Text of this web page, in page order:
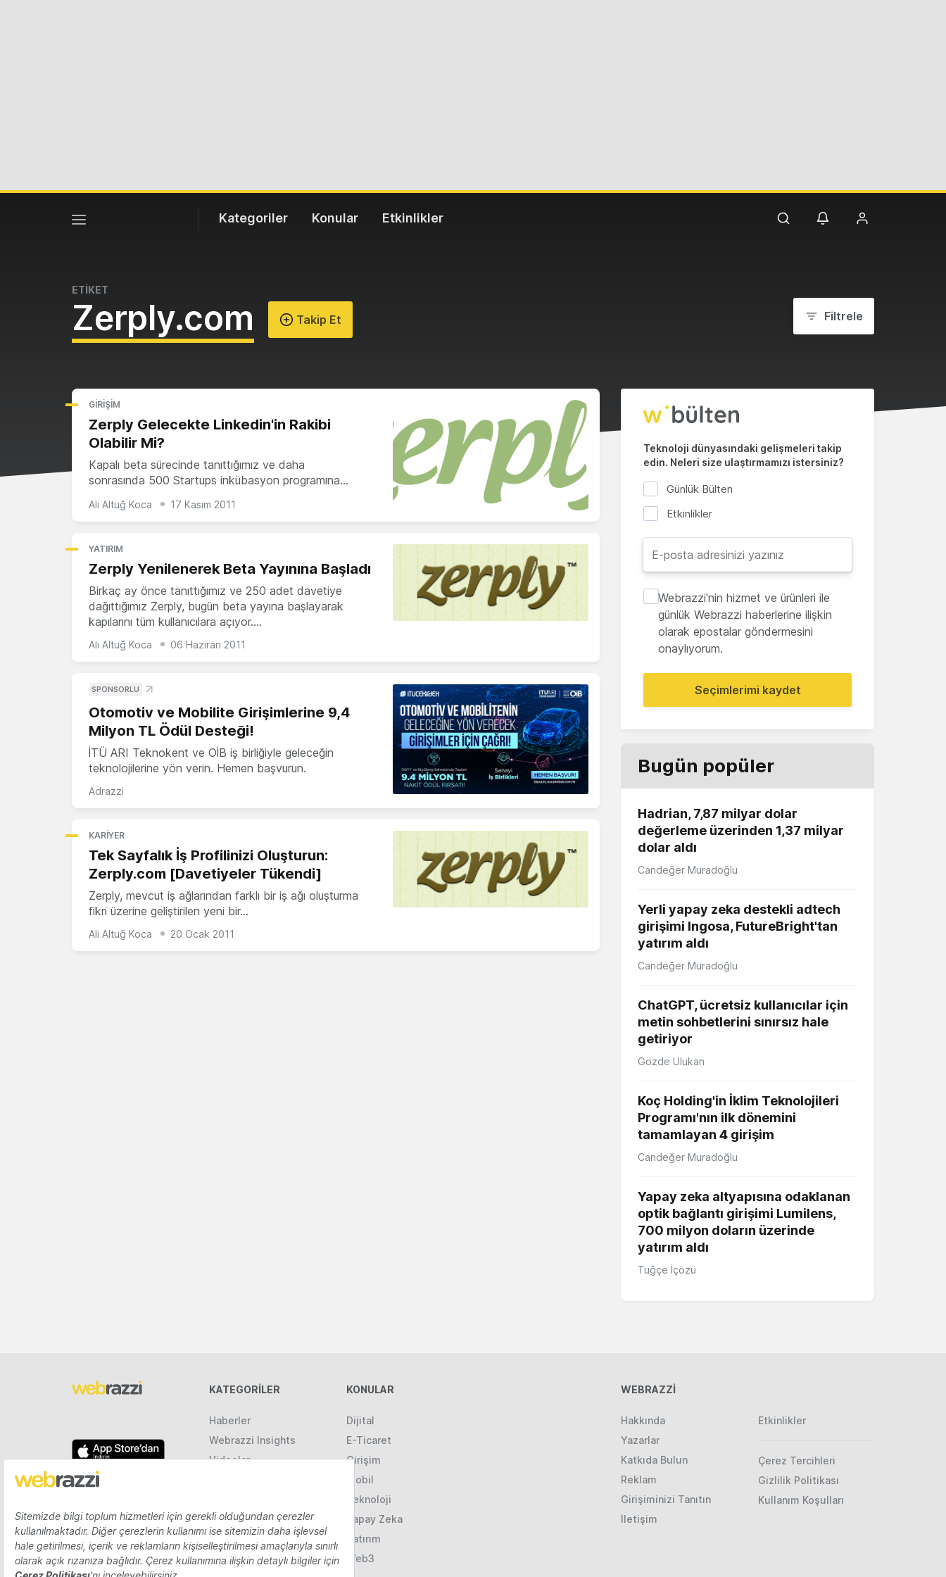
Kategoriler Konular Etkinlikler
ETİKET
Zerply.com Takip Et Filtrele
GIRIŞIM
Zerply Gelecekte Linkedin'in Rakibi
Olabilir Mi?
Kapalı beta sürecinde tanıttığımız ve daha
sonrasında 500 Startups inkübasyon programına…
Ali Altuğ Koca 17 Kasım 2011
YATIRIM
Zerply Yenilenerek Beta Yayınına Başladı
Birkaç ay önce tanıttığımız ve 250 adet davetiye
dağıttığımız Zerply, bugün beta yayına başlayarak
kapılarını tüm kullanıcılara açıyor.…
Ali Altuğ Koca 06 Haziran 2011
SPONSORLU
Otomotiv ve Mobilite Girişimlerine 9,4
Milyon TL Ödül Desteği!
İTÜ ARI Teknokent ve OİB iş birliğiyle geleceğin
teknolojilerine yön verin. Hemen başvurun.
Adrazzi
KARIYER
Tek Sayfalık İş Profilinizi Oluşturun:
Zerply.com [Davetiyeler Tükendi]
Zerply, mevcut iş ağlarından farklı bir iş ağı oluşturma
fikri üzerine geliştirilen yeni bir…
Ali Altuğ Koca 20 Ocak 2011
Teknoloji dünyasındaki gelişmeleri takip
edin. Neleri size ulaştırmamızı istersiniz?
Günlük Bülten
Etkinlikler
Webrazzi'nin hizmet ve ürünleri ile
günlük Webrazzi haberlerine ilişkin
olarak epostalar göndermesini
onaylıyorum.
Seçimlerimi kaydet
Bugün popüler
Hadrian, 7,87 milyar dolar
değerleme üzerinden 1,37 milyar
dolar aldı
Candeğer Muradoğlu
Yerli yapay zeka destekli adtech
girişimi Ingosa, FutureBright'tan
yatırım aldı
Candeğer Muradoğlu
ChatGPT, ücretsiz kullanıcılar için
metin sohbetlerini sınırsız hale
getiriyor
Gözde Ulukan
Koç Holding'in İklim Teknolojileri
Programı'nın ilk dönemini
tamamlayan 4 girişim
Candeğer Muradoğlu
Yapay zeka altyapısına odaklanan
optik bağlantı girişimi Lumilens,
700 milyon doların üzerinde
yatırım aldı
Tuğçe İçözü
KATEGORILER
Haberler
Webrazzi Insights
Videolar
KONULAR
Dijital
E-Ticaret
Girişim
Mobil
Teknoloji
Yapay Zeka
Yatırım
Web3
WEBRAZZİ
Hakkında
Yazarlar
Katkıda Bulun
Reklam
Girişiminizi Tanıtın
İletişim
Etkinlikler
Çerez Tercihleri
Gizlilik Politikası
Kullanım Koşulları